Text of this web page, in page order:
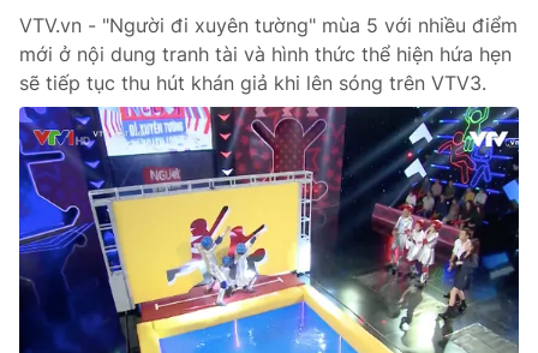
VTV.vn - "Người đi xuyên tường" mùa 5 với nhiều điểm
mới ở nội dung tranh tài và hình thức thể hiện hứa hẹn
sẽ tiếp tục thu hút khán giả khi lên sóng trên VTV3.